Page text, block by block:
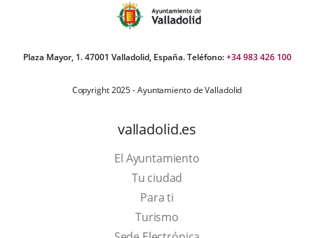
Plaza Mayor, 1. 47001 Valladolid, España. Teléfono:+34 983 426 100
Copyright 2025 - Ayuntamiento de Valladolid
valladolid.es
El Ayuntamiento
Tu ciudad
Para ti
TurismoEste